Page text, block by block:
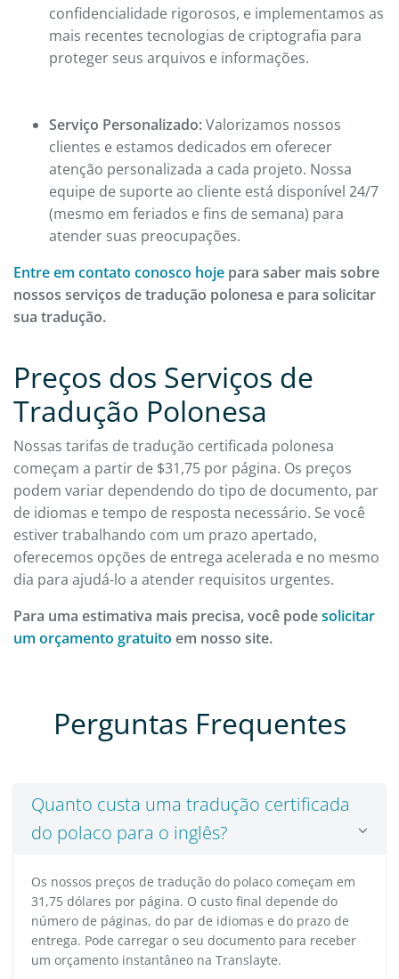
confidencialidade rigorosos, e implementamos as
mais recentes tecnologias de criptografia para
proteger seus arquivos e informações.
Serviço Personalizado:Valorizamos nossos
clientes e estamos dedicados em oferecer
atenção personalizada a cada projeto. Nossa
equipe de suporte ao cliente está disponível 24/7
(mesmo em feriados e fins de semana) para
atender suas preocupações.
Entre em contato conosco hoje para saber mais sobre
nossos serviços de tradução polonesa e para solicitar
sua tradução.
Preços dos Serviços de
Tradução Polonesa
Nossas tarifas de tradução certificada polonesa
começam a partir de $31,75 por página. Os preços
podem variar dependendo do tipo de documento, par
de idiomas e tempo de resposta necessário. Se você
estiver trabalhando com um prazo apertado,
oferecemos opções de entrega acelerada e no mesmo
dia para ajudá-lo a atender requisitos urgentes.
Para uma estimativa mais precisa, você podesolicitar
um orçamento gratuito em nosso site.
Perguntas Frequentes
Quanto custa uma tradução certificada
do polaco para o inglês?
Os nossos preços de tradução do polaco começam em
31,75 dólares por página. O custo final depende do
número de páginas, do par de idiomas e do prazo de
entrega. Pode carregar o seu documento para receber
um orçamento instantâneo na Translayte.